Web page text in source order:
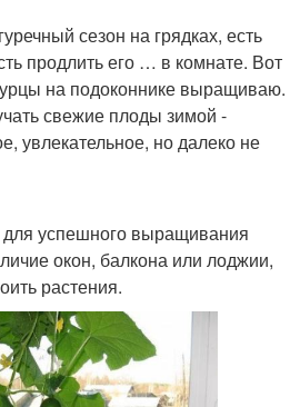
сезон на грядках, есть
продлить его … в комнате. Вот
на подоконнике выращиваю.
свежие плоды зимой -
увлекательное, но далеко не
успешного выращивания
окон, балкона или лоджии,
растения.